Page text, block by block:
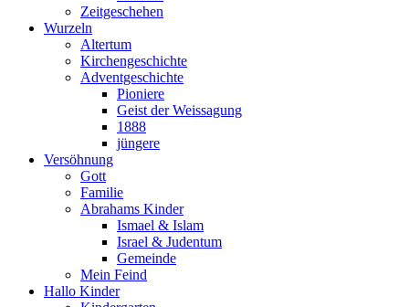
Zeitgeschehen
Wurzeln
Altertum
Kirchengeschichte
Adventgeschichte
Pioniere
Geist der Weissagung
1888
jüngere
Versöhnung
Gott
Familie
Abrahams Kinder
Ismael & Islam
Israel & Judentum
Gemeinde
Mein Feind
Hallo Kinder